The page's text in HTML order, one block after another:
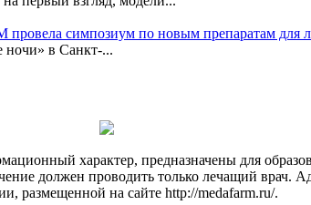
симпозиум по новым препаратам для
ночи» в Санкт-...
характер, предназначены для
должен проводить только лечащий врач.
размещенной на сайте http://medafarm.ru/.